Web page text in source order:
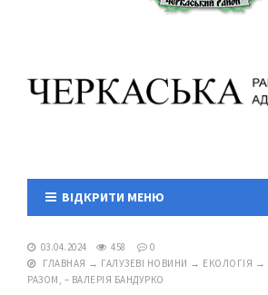
ВІДКРИТИ МЕНЮ
03.04.2024 458
0
ГЛАВНАЯ → ГАЛУЗЕВІ НОВИНИ → ЕКОЛОГІЯ →
РАЗОМ, – ВАЛЕРІЯ БАНДУРКО